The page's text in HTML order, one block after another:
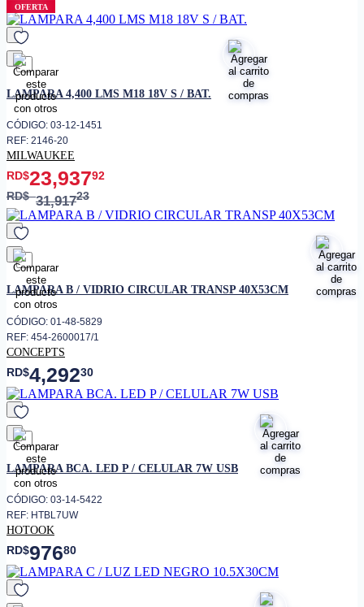
• Dimensiones
• Puerto de carga
USB tipo‑C
~75%
• Uso
Iluminación ligera y carga de
dispositivos
• Voltaje de funcionamiento
• Aplicaciones
OFERTA
favorito
LAMPARA 4,400 LMS M18 18V S / BAT.
CÓDIGO: 03-12-1451
REF: 2146-20
MILWAUKEE
RD$23,93792
RD$31,91723
favorito
LAMPARA B / VIDRIO CIRCULAR TRANSP 40X53CM
CÓDIGO: 01-48-5829
REF: 454-2600017/1
CONCEPTS
RD$4,29230
favorito
LAMPARA BCA. LED P / CELULAR 7W USB
CÓDIGO: 03-14-5422
REF: HTBL7UW
HOTOOK
RD$97680